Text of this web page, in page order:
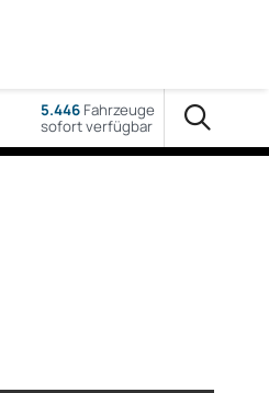
5.446Fahrzeuge
sofort verfügbar